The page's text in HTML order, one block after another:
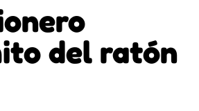
del ratón